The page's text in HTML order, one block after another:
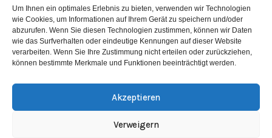
Um Ihnen ein optimales Erlebnis zu bieten, verwenden wir Technologien
wie Cookies, um Informationen auf Ihrem Gerät zu speichern und/oder
abzurufen. Wenn Sie diesen Technologien zustimmen, können wir Daten
wie das Surfverhalten oder eindeutige Kennungen auf dieser Website
verarbeiten. Wenn Sie Ihre Zustimmung nicht erteilen oder zurückziehen,
können bestimmte Merkmale und Funktionen beeinträchtigt werden.
Akzeptieren
Verweigern
+34 647 33 96 35
Adresse
Carrer Riu Xúquer, 32, 46960 Aldaia, València
Xirivella Camper. Alle Rechte vorbehalten.